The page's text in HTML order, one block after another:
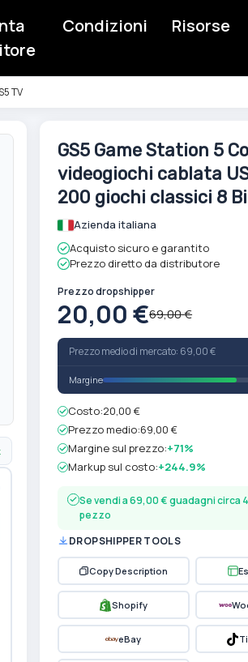
Condizioni Risorse
TV
Vai
immagini
GS5 Game Station 5
videogiochi cablata
200 giochi classici 8
Azienda italiana
Acquisto sicuro e garantito
Prezzo diretto da distributore
Prezzo dropshipper
20,00 €69,00 €
Prezzo medio di mercato: 69,00 €
Margine
Costo:20,00 €
Prezzo medio:69,00 €
Margine sul prezzo:+71%
Markup sul costo:+244.9%
Se vendi a 69,00 € guadagni circa
pezzo
DROPSHIPPER TOOLS
Copy Description
Shopify
eBay